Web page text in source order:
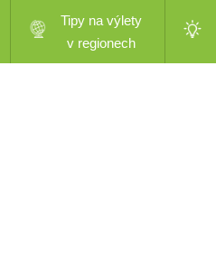
Tipy na výlety
v regionech